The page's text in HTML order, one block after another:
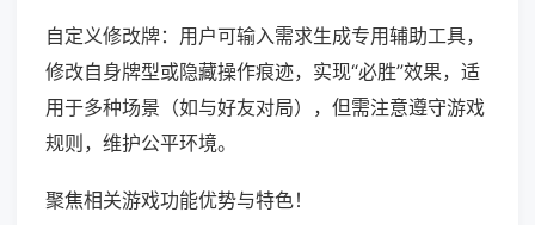
自定义修改牌：用户可输入需求生成专用辅助工具，
修改自身牌型或隐藏操作痕迹，实现“必胜”效果，适
用于多种场景（如与好友对局），但需注意遵守游戏
规则，维护公平环境。
聚焦相关游戏功能优势与特色！